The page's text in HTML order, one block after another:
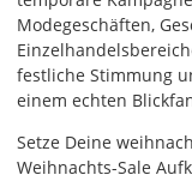
mehrfarbiger
Aufkleber
einfarbig.
Mit
einem
Klick
Modegeschäften,
festliche Stimmung
einem echten
Setze Deine
Weihnachts-Sale